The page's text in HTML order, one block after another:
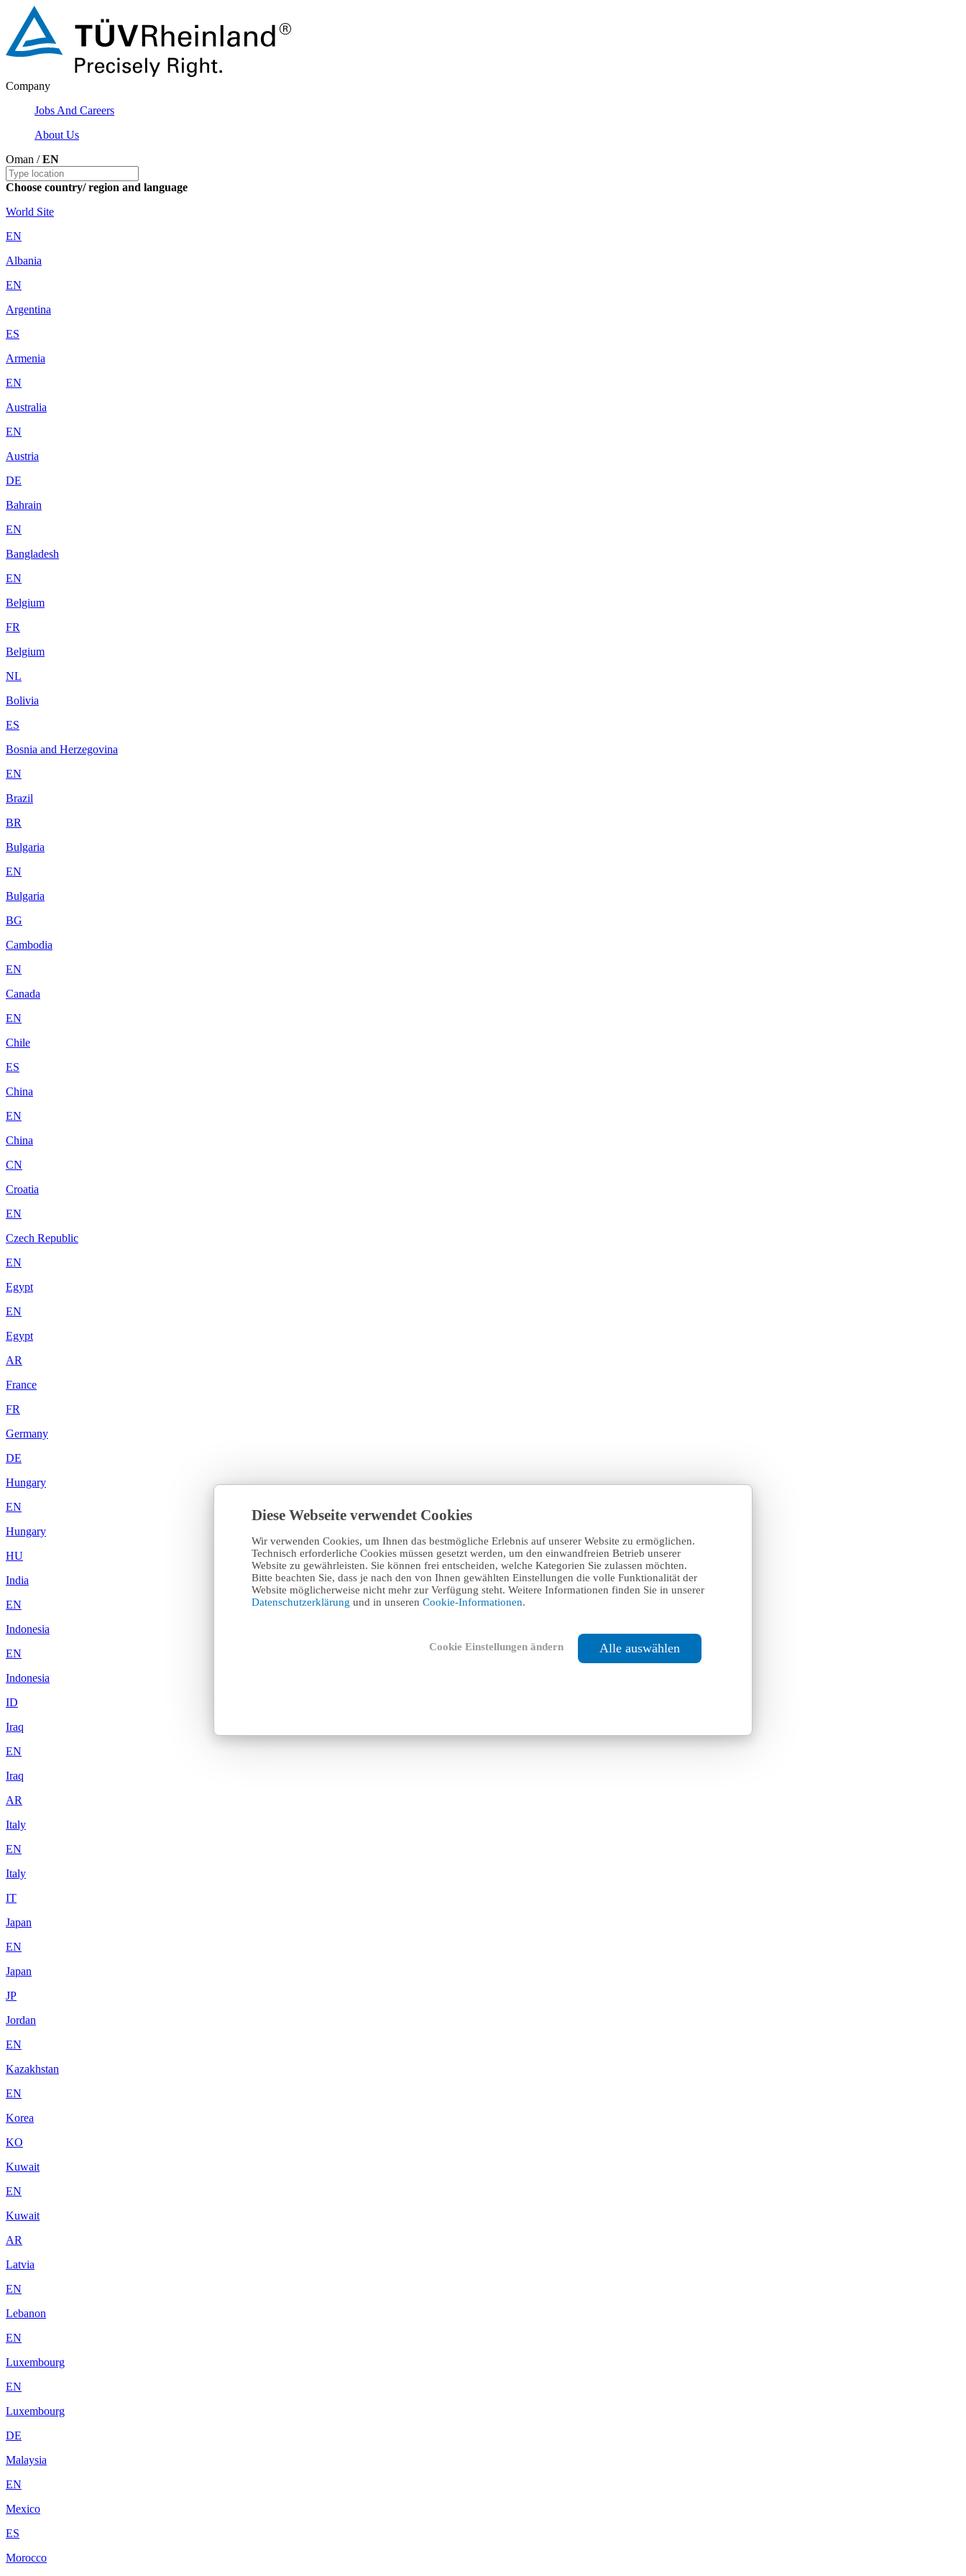
Diese Webseite verwendet Cookies
Wir verwenden Cookies, um Ihnen das bestmögliche Erlebnis auf unserer Website zu ermöglichen.
Technisch erforderliche Cookies müssen gesetzt werden, um den einwandfreien Betrieb unserer
Website zu gewährleisten. Sie können frei entscheiden, welche Kategorien Sie zulassen möchten.
Bitte beachten Sie, dass je nach den von Ihnen gewählten Einstellungen die volle Funktionalität der
Website möglicherweise nicht mehr zur Verfügung steht. Weitere Informationen finden Sie in unserer
Datenschutzerklärung und in unseren Cookie-Informationen.
Cookie Einstellungen ändern Alle auswählen
Company
Jobs And Careers
About Us
Oman /EN
Choose country/ region and language
World Site
EN
Albania
EN
Argentina
ES
Armenia
EN
Australia
EN
Austria
DE
Bahrain
EN
Bangladesh
EN
Belgium
FR
Belgium
NL
Bolivia
ES
Bosnia and Herzegovina
EN
Brazil
BR
Bulgaria
EN
Bulgaria
BG
Cambodia
EN
Canada
EN
Chile
ES
China
EN
China
CN
Croatia
EN
Czech Republic
EN
Egypt
EN
Egypt
AR
France
FR
Germany
DE
Hungary
EN
Hungary
HU
India
EN
Indonesia
EN
Indonesia
ID
Iraq
EN
Iraq
AR
Italy
EN
Italy
IT
Japan
EN
Japan
JP
Jordan
EN
Kazakhstan
EN
Korea
KO
Kuwait
EN
Kuwait
AR
Latvia
EN
Lebanon
EN
Luxembourg
EN
Luxembourg
DE
Malaysia
EN
Mexico
ES
Morocco